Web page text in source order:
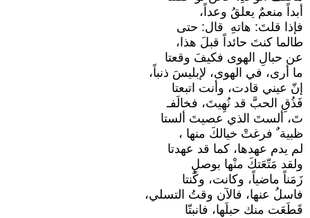
أبداً منعمٌ يعلقُ وعداً،
فإذا قلتَ: هاتهِ ‍ قال: حتى
طالما كنتَ حائداً قبلَ هذا،
عن حبالِ الهوى فكيفَ وقعتا
ما أرى، في الهوى، لإبليسَ ذنباً،
إنّ عيني قادت، وأنت اتبعتا
فَذُقِ الحبَّ قد نُهِيتَ، فخالَفـ
تَ، ألستَ الذي عصيتَ ألستا
ظبية ٌ فرغتْ خيالكَ منها ،
لم يدم عهدها، كما قد عهدتا
ولقد مَتّعَتكَ منْها بوصلٍ
زَمَناً ماضياً، وكانت، وكُنتا
فاسلُ عنها، فالآن وقتُ التسلي،
قَطَعَت منك حبلَها، فانبتّا